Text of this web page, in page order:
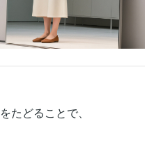
をたどることで、